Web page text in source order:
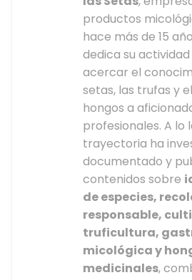
productos
hace más de 15
dedica su
acercar el
setas, las trufas y
hongos a
profesionales. A lo
trayectoria ha
documentado y
contenidos sobre
de especies,
responsable,
truficultura,
micológica y
medicinales,